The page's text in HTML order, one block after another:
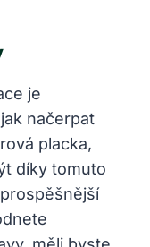
je
načerpat
placka,
díky tomuto